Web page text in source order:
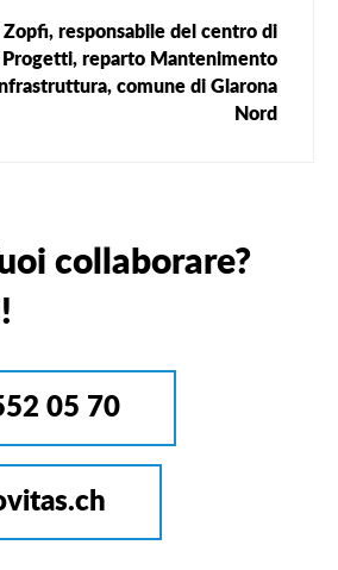
Zopfi, responsabile del centro di
reparto Mantenimento
comune di Glarona
Nord
collaborare?
05 70